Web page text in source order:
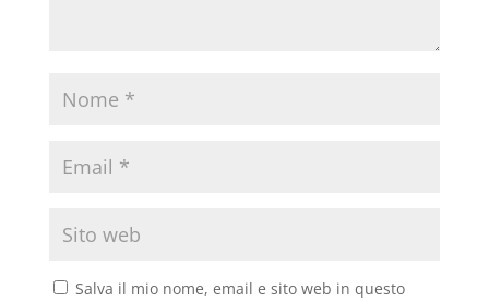
Salva il mio nome, email e sito web in questo